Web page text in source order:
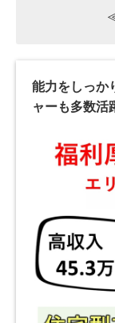
能力をしっか
ャーも多数活